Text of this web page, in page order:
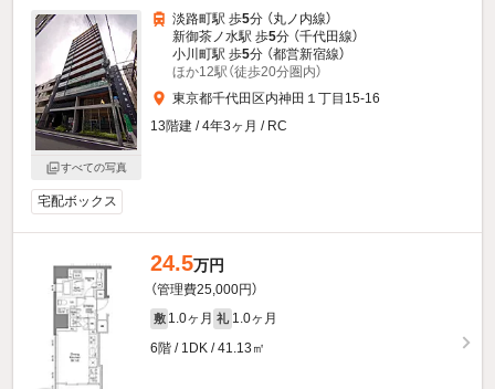
すべての写真
淡路町駅 歩5分 （丸ノ内線）
新御茶ノ水駅 歩5分 （千代田線）
小川町駅 歩5分 （都営新宿線）
ほか12駅（徒歩20分圏内）
東京都千代田区内神田１丁目15-16
13階建 / 4年3ヶ月 / RC
宅配ボックス
24.5万円
（管理費25,000円）
敷 1.0ヶ月 礼 1.0ヶ月
6階 / 1DK / 41.13㎡